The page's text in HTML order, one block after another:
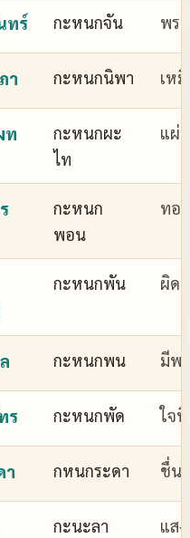
ทร์ กะหนกจัน พร
า กะหนกนิพา เห
ท
กะหนกผะ
ไท
แผ่
กะหนก
พอน
ทอ
กะหนกพัน ผิด
กะหนกพน มีพ
ร กะหนกพัด ใจ
า กหนกระดา ชื่น
กะนะลา แสง